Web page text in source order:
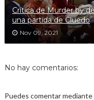
Crítica de Murder by
una partida de Cluedo
Nov 09, 2021
No hay comentarios:
Puedes comentar